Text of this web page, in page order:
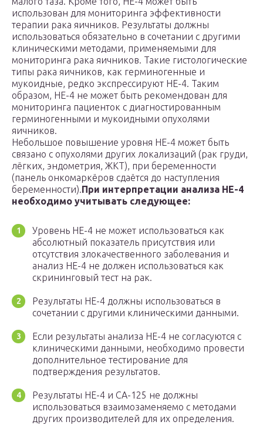
использован для мониторинга эффективности
терапии рака яичников. Результаты должны
использоваться обязательно в сочетании с другими
клиническими методами, применяемыми для
мониторинга рака яичников. Такие гистологические
типы рака яичников, как герминогенные и
мукоидные, редко экспрессируют HE-4. Таким
образом, HE-4 не может быть рекомендован для
мониторинга пациенток с диагностированным
герминогенными и мукоидными опухолями
яичников.
Небольшое повышение уровня HE-4 может быть
связано с опухолями других локализаций (рак груди,
лёгких, эндометрия, ЖКТ), при беременности
(панель онкомаркёров сдаётся до наступления
беременности).При интерпретации анализа HE-4
необходимо учитывать следующее:
Уровень HE-4 не может использоваться как
абсолютный показатель присутствия или
отсутствия злокачественного заболевания и
анализ HE-4 не должен использоваться как
скрининговый тест на рак.
Результаты HE-4 должны использоваться в
сочетании с другими клиническими данными.
Если результаты анализа HE-4 не согласуются с
клиническими данными, необходимо провести
дополнительное тестирование для
подтверждения результатов.
Результаты HE-4 и CA-125 не должны
использоваться взаимозаменяемо с методами
других производителей для их определения.